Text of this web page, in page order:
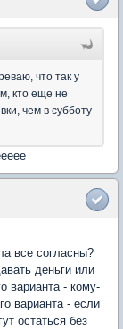
что так у
кто еще не
чем в субботу
все согласны?
деньги или
варианта - кому-
варианта - если
остаться без